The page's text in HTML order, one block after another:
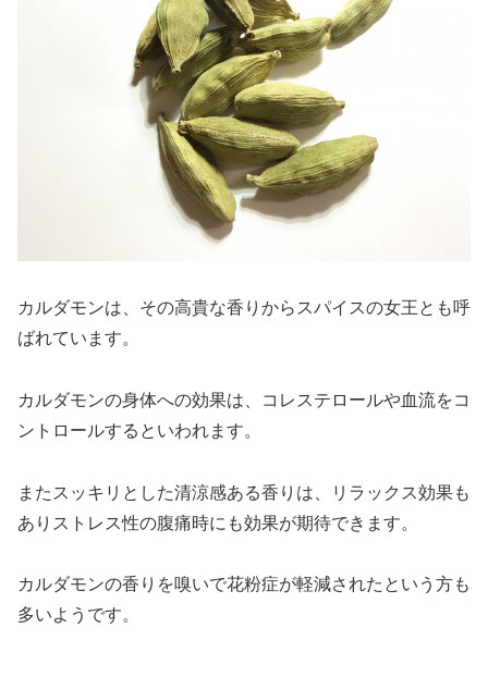
カルダモンは、その高貴な香りからスパイスの女王とも呼
ばれています。
カルダモンの身体への効果は、コレステロールや血流をコ
ントロールするといわれます。
またスッキリとした清涼感ある香りは、リラックス効果も
ありストレス性の腹痛時にも効果が期待できます。
カルダモンの香りを嗅いで花粉症が軽減されたという方も
多いようです。